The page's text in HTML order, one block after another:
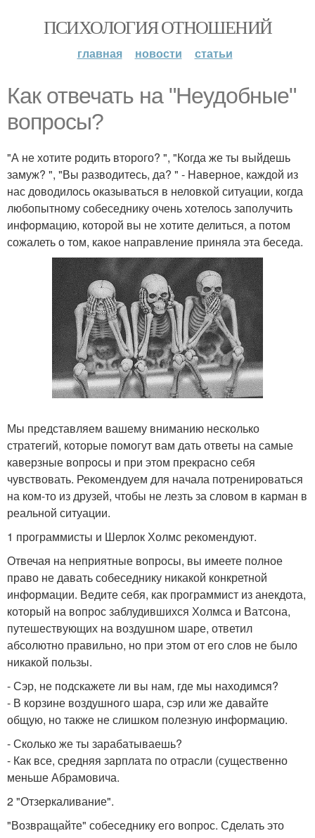
ПСИХОЛОГИЯ ОТНОШЕНИЙ
главная новости статьи
Как отвечать на "Неудобные"
вопросы?
"А не хотите родить второго? ", "Когда же ты выйдешь
замуж? ", "Вы разводитесь, да? " - Наверное, каждой из
нас доводилось оказываться в неловкой ситуации, когда
любопытному собеседнику очень хотелось заполучить
информацию, которой вы не хотите делиться, а потом
сожалеть о том, какое направление приняла эта беседа.
Мы представляем вашему вниманию несколько
стратегий, которые помогут вам дать ответы на самые
каверзные вопросы и при этом прекрасно себя
чувствовать. Рекомендуем для начала потренироваться
на ком-то из друзей, чтобы не лезть за словом в карман в
реальной ситуации.
1 программисты и Шерлок Холмс рекомендуют.
Отвечая на неприятные вопросы, вы имеете полное
право не давать собеседнику никакой конкретной
информации. Ведите себя, как программист из анекдота,
который на вопрос заблудившихся Холмса и Ватсона,
путешествующих на воздушном шаре, ответил
абсолютно правильно, но при этом от его слов не было
никакой пользы.
- Сэр, не подскажете ли вы нам, где мы находимся?
- В корзине воздушного шара, сэр или же давайте
общую, но также не слишком полезную информацию.
- Сколько же ты зарабатываешь?
- Как все, средняя зарплата по отрасли (существенно
меньше Абрамовича.
2 "Отзеркаливание".
"Возвращайте" собеседнику его вопрос. Сделать это